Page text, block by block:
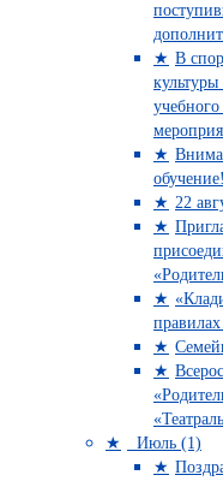
В
обучение!
22
Июль (1)